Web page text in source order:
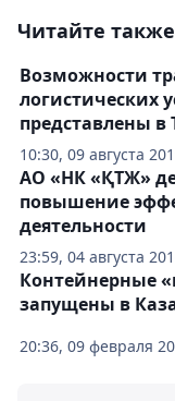
Читайте также
10:30, 09 августа
Возможности
логистических
представлены в
23:59, 04 августа
АО «НК «ҚТЖ»
повышение
деятельности
20:36, 09 февраля
Контейнерные
запущены в